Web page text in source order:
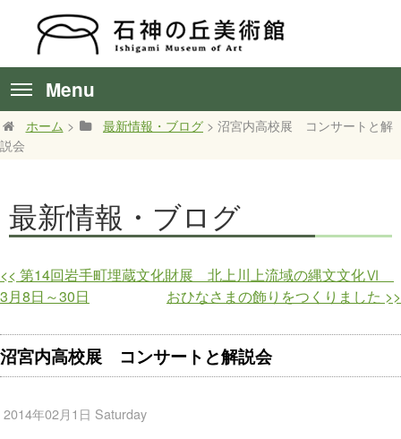
Menu
ホーム > 最新情報・ブログ > 沼宮内高校展 コンサートと解
説会
最新情報・ブログ
<< 第14回岩手町埋蔵文化財展 北上川上流域の縄文文化Ⅵ
3月8日～30日
おひなさまの飾りをつくりました >>
沼宮内高校展 コンサートと解説会
2014年02月1日 Saturday